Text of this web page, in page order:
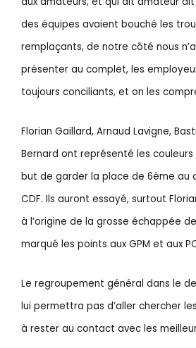
des équipes avaient bouché les
remplaçants, de notre côté nous
présenter au complet, les
toujours conciliants, et on les
Florian Gaillard, Arnaud Lavigne,
Bernard ont représenté les couleurs
but de garder la place de 6ème au
CDF. Ils auront essayé, surtout
à l’origine de la grosse échappée
marqué les points aux GPM et aux
Le regroupement général dans le
lui permettra pas d’aller chercher
à rester au contact avec les